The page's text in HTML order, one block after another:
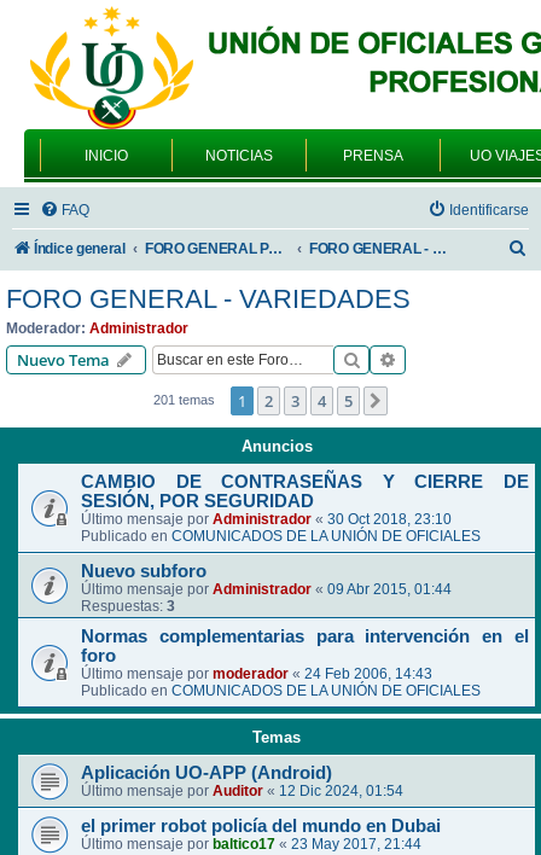
INICIO NOTICIAS PRENSA UO
FAQ Identificarse
Índice general FORO GENERAL PARA TODOS LOS USUARIOS FORO GENERAL - VARIEDADES
FORO GENERAL - VARIEDADES
Moderador: Administrador
Nuevo Tema Buscar
201 temas 1 2 3 4 5
Anuncios
CAMBIO DE CONTRASEÑAS Y CIERRE DE
SESIÓN, POR SEGURIDAD
Último mensaje por Administrador « 30 Oct 2018, 23:10
Publicado en COMUNICADOS DE LA UNIÓN DE OFICIALES
Nuevo subforo
Último mensaje por Administrador « 09 Abr 2015, 01:44
Respuestas: 3
Normas complementarias para intervención en el
foro
Último mensaje por moderador « 24 Feb 2006, 14:43
Publicado en COMUNICADOS DE LA UNIÓN DE OFICIALES
Temas
Aplicación UO-APP (Android)
Último mensaje por Auditor « 12 Dic 2024, 01:54
el primer robot policía del mundo en Dubai
Último mensaje por baltico17 « 23 May 2017, 21:44